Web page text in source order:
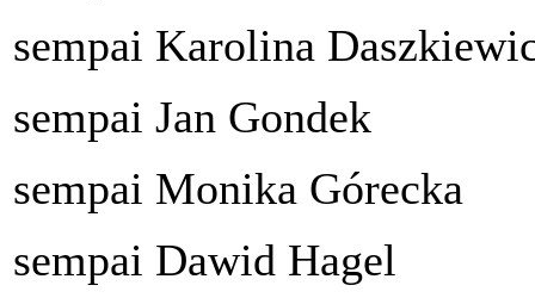
sempai Karolina
sempai Jan Gondek
sempai Monika Górecka
sempai Dawid Hagel